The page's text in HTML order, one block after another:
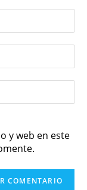
y web en este